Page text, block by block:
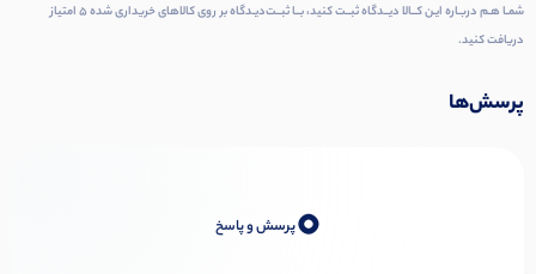
شمـا هـم دربـاره ایـن کــالا دیــدگاه ثبــت کنید، بــا ثبــت‌دیـدگاه بر روی کالاهای خریداری شده ۵ امتیاز
دریافت کنید.
پرسش‌ها
0پرسش و پاسخ